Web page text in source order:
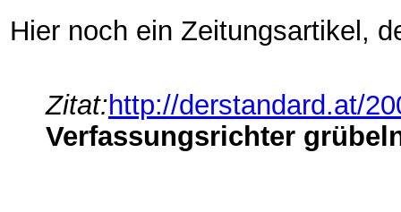
Hier noch ein Zeitungsartikel,
Zitat:http://derstandard.at/
Verfassungsrichter